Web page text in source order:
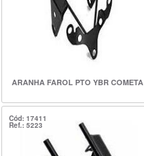
ARANHA FAROL PTO YBR COMETA
Cód: 17411
Ref.: 5223